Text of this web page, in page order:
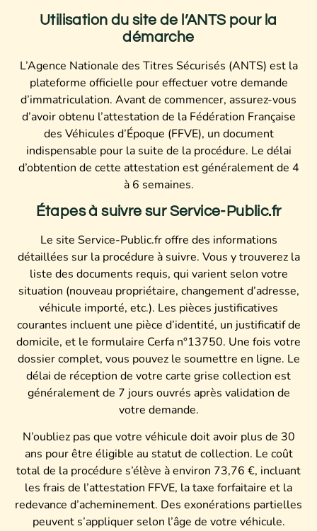
Utilisation du site de l’ANTS pour la
démarche
L’Agence Nationale des Titres Sécurisés (ANTS) est la
plateforme officielle pour effectuer votre demande
d’immatriculation. Avant de commencer, assurez-vous
d’avoir obtenu l’attestation de la Fédération Française
des Véhicules d’Époque (FFVE), un document
indispensable pour la suite de la procédure. Le délai
d’obtention de cette attestation est généralement de 4
à 6 semaines.
Étapes à suivre sur Service-Public.fr
Le site Service-Public.fr offre des informations
détaillées sur la procédure à suivre. Vous y trouverez la
liste des documents requis, qui varient selon votre
situation (nouveau propriétaire, changement d’adresse,
véhicule importé, etc.). Les pièces justificatives
courantes incluent une pièce d’identité, un justificatif de
domicile, et le formulaire Cerfa n°13750. Une fois votre
dossier complet, vous pouvez le soumettre en ligne. Le
délai de réception de votre carte grise collection est
généralement de 7 jours ouvrés après validation de
votre demande.
N’oubliez pas que votre véhicule doit avoir plus de 30
ans pour être éligible au statut de collection. Le coût
total de la procédure s’élève à environ 73,76 €, incluant
les frais de l’attestation FFVE, la taxe forfaitaire et la
redevance d’acheminement. Des exonérations partielles
peuvent s’appliquer selon l’âge de votre véhicule.